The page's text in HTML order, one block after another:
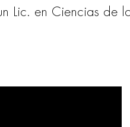
Lic. en Ciencias de